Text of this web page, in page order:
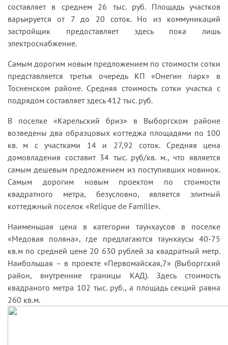
составляет в среднем 26 тыс. руб. Площадь участков
варьируется от 7 до 20 соток. Но из коммуникаций
застройщик предоставляет здесь пока лишь
электроснабжение.
Самым дорогим новым предложением по стоимости сотки
представляется третья очередь КП «Онегин парк» в
Тосненском районе. Средняя стоимость сотки участка с
подрядом составляет здесь 412 тыс. руб.
В поселке «Карельский бриз» в Выборгском районе
возведены два образцовых коттеджа площадями по 100
кв. м с участками 14 и 27,92 соток. Средняя цена
домовладения составит 34 тыс. руб/кв. м., что является
самым дешевым предложением из поступивших новинок.
Самым дорогим новым проектом по стоимости
квадратного метра, безусловно, является элитный
коттеджный поселок «Relique de Famille».
Наименьшая цена в категории таунхаусов в поселке
«Медовая поляна», где предлагаются таунхаусы 40-75
кв.м по средней цене 20 630 рублей за квадратный метр.
Наибольшая – в проекте «Первомайская,7» (Выборгский
район, внутренние границы КАД). Здесь стоимость
квадраного метра 102 тыс. руб., а площадь секций равна
260 кв.м.